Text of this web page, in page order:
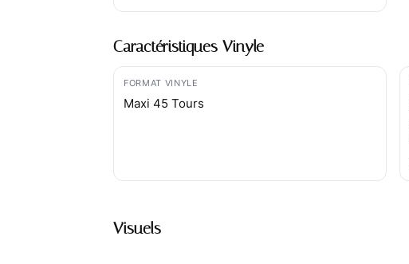
Caractéristiques Vinyle
FORMAT VINYLE
Maxi 45 Tours
Visuels